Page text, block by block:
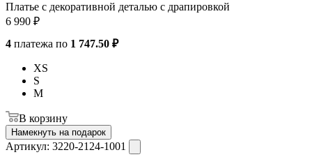
Платье с декоративной деталью с драпировкой
6 990 ₽
4 платежа по 1 747.50 ₽
XS
S
M
В корзину
Намекнуть на подарок
Артикул: 3220-2124-1001